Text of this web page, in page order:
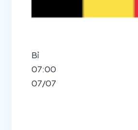
Bỉ
07:00
07/07